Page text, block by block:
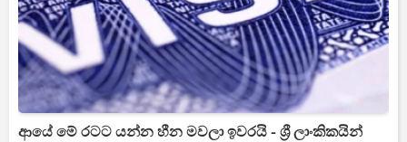
ආයේ මේ රටට යන්න හීන මවලා ඉවරයි - ශ්‍රී ලාංකිකයින්